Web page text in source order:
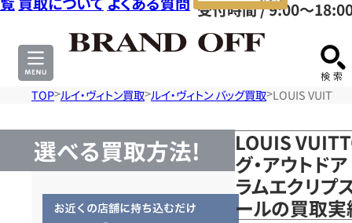
ル
0120604117
受付時間 / 9:00～
サ
TOP ルイ・ヴィトン買取 ルイ・ヴィトン バッグ買取 LOUIS
選べる買取方法!
LOUIS
グ・アウトド
ラムエクリプ
ールの買取実